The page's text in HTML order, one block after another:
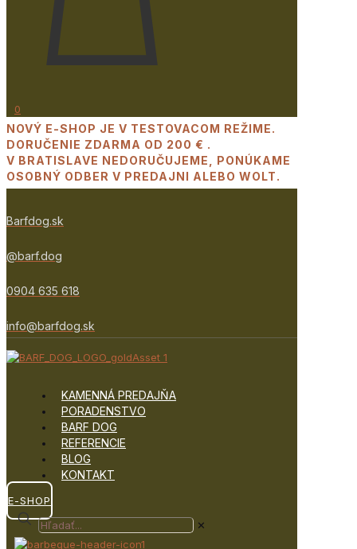
0
NOVÝ E-SHOP JE V TESTOVACOM REŽIME.
DORUČENIE ZDARMA OD 200 € .
V BRATISLAVE NEDORUČUJEME, PONÚKAME
OSOBNÝ ODBER V PREDAJNI ALEBO WOLT.
Barfdog.sk
@barf.dog
0904 635 618
info@barfdog.sk
KAMENNÁ PREDAJŇA
PORADENSTVO
BARF DOG
REFERENCIE
BLOG
KONTAKT
E-SHOP
✕